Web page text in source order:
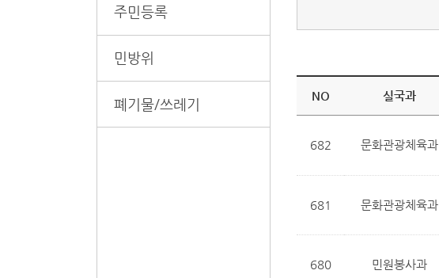
주민등록
민방위
폐기물/쓰레기 NO 실국과
682 문화관광체육과
681 문화관광체육과
680 민원봉사과